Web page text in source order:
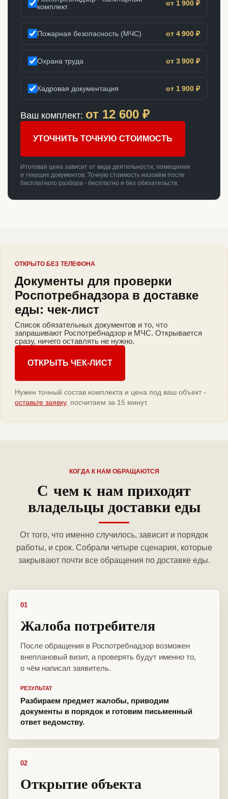
комплект
от 1 900 ₽
Пожарная безопасность (МЧС) от 4 900 ₽
Охрана труда от 3 900 ₽
Кадровая документация от 1 900 ₽
Ваш комплект: от 12 600 ₽
УТОЧНИТЬ ТОЧНУЮ СТОИМОСТЬ
Итоговая цена зависит от вида деятельности, помещения
и текущих документов. Точную стоимость назовём после
бесплатного разбора - бесплатно и без обязательств.
ОТКРЫТО БЕЗ ТЕЛЕФОНА
Документы для проверки
Роспотребнадзора в доставке
еды: чек-лист
Список обязательных документов и то, что
запрашивают Роспотребнадзор и МЧС. Открывается
сразу, ничего оставлять не нужно.
ОТКРЫТЬ ЧЕК-ЛИСТ
Нужен точный состав комплекта и цена под ваш объект -
оставьте заявку, посчитаем за 15 минут.
КОГДА К НАМ ОБРАЩАЮТСЯ
С чем к нам приходят
владельцы доставки еды
От того, что именно случилось, зависит и порядок
работы, и срок. Собрали четыре сценария, которые
закрывают почти все обращения по доставке еды.
01
Жалоба потребителя
После обращения в Роспотребнадзор возможен
внеплановый визит, а проверять будут именно то,
о чём написал заявитель.
РЕЗУЛЬТАТ
Разбираем предмет жалобы, приводим
документы в порядок и готовим письменный
ответ ведомству.
02
Открытие объекта